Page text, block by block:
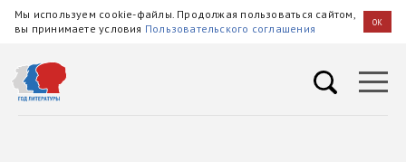
Мы используем cookie-файлы. Продолжая пользоваться сайтом,
вы принимаете условия Пользовательского соглашения OK